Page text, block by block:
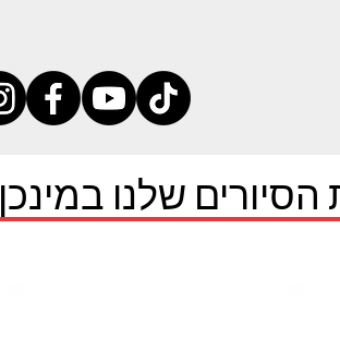
הסיורים שלנו במינכן